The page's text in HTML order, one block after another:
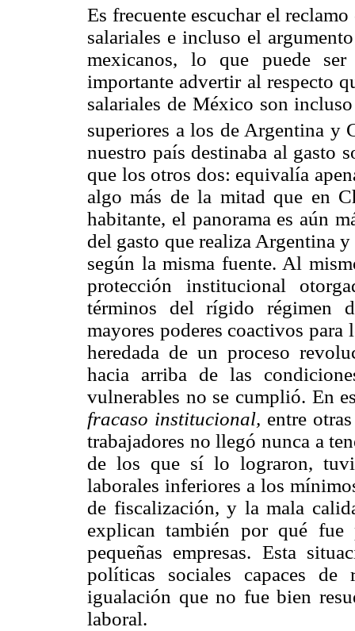
Es frecuente escuchar el
salariales e incluso el
mexicanos, lo que puede
importante advertir al respecto
salariales de México son
superiores a los de Argentina y
nuestro país destinaba al gasto
que los otros dos: equivalía
algo más de la mitad que en
habitante, el panorama es aún
del gasto que realiza Argentina
según la misma fuente. Al
protección institucional
términos del rígido régimen
mayores poderes coactivos
heredada de un proceso
hacia arriba de las
vulnerables no se cumplió. En
fracaso institucional, entre
trabajadores no llegó nunca a
de los que sí lo lograron,
laborales inferiores a los
de fiscalización, y la mala
explican también por qué
pequeñas empresas. Esta
políticas sociales capaces
igualación que no fue bien
laboral.